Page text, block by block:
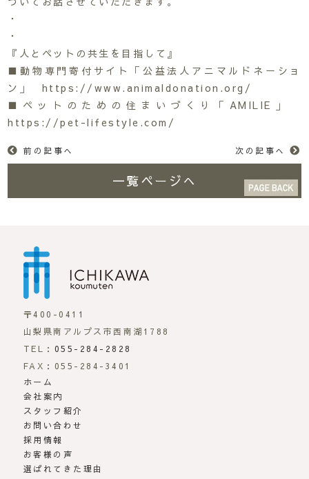
・
・
『人とペットの共生を目指して』
■動物専門寄付サイト「公益法人アニマルドネーショ
ン」 https://www.animaldonation.org/
■ペットのための住まいづくり「AMILIE」
https://pet-lifestyle.com/
前の記事へ 次の記事へ
一覧ページへ
〒400-0411
山梨県南アルプス市西南湖1788
TEL： 055-284-2828
FAX：055-284-3401
ホーム
会社案内
スタッフ紹介
お問い合わせ
採用情報
お客様の声
選ばれてきた理由